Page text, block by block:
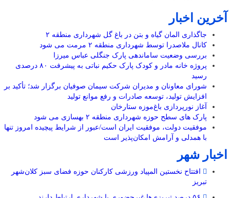
آخرین اخبار
جاگذاری المان گیاه و بتن در باغ گل شهرداری منطقه ۲
کانال ملاصدرا توسط شهرداری منطقه ۲ مرمت می شود
بررسی وضعیت ساماندهی پارک جنگلی عباس میرزا
پروژه خانه مادر و کودک پارک حکیم نباتی به پیشرفت ۸۰ درصدی
رسید
شورای معاونان و مدیران شرکت سیمان صوفیان برگزار شد؛ تأکید بر
افزایش تولید، توسعه صادرات و رفع موانع تولید
آغاز نورپردازی باغ‌موزه ستارخان
پارک های سطح حوزه شهرداری منطقه ۲ بهسازی می شود
موفقیت دولت، موفقیت ایران است/عبور از شرایط پیچیده امروز تنها
با همدلی و آرامش امکان‌پذیر است
اخبار شهر
افتتاح نخستین المپیاد ورزشی کارکنان حوزه فضای سبز کلان‌شهر
تبریز